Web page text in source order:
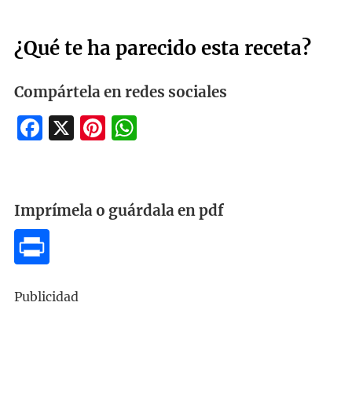
¿Qué te ha parecido esta receta?
Compártela en redes sociales
Facebook
X Pinterest
WhatsApp
Imprímela o guárdala en pdf
Publicidad